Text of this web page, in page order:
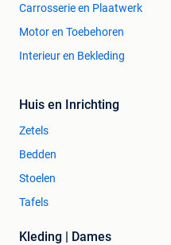
Carrosserie en Plaatwerk
Motor en Toebehoren
Interieur en Bekleding
Huis en Inrichting
Zetels
Bedden
Stoelen
Tafels
Kleding | Dames